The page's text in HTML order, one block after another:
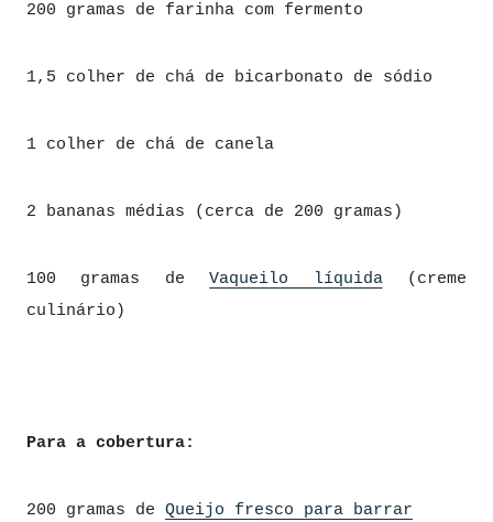
200 gramas de farinha com fermento
1,5 colher de chá de bicarbonato de sódio
1 colher de chá de canela
2 bananas médias (cerca de 200 gramas)
100 gramas deVaqueilo líquida(creme
culinário)
Para a cobertura:
200 gramas de Queijo fresco para barrar